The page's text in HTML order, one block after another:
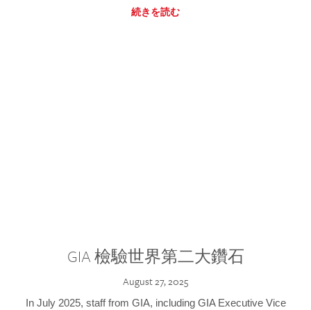
続きを読む
GIA 檢驗世界第二大鑽石
August 27, 2025
In July 2025, staff from GIA, including GIA Executive Vice